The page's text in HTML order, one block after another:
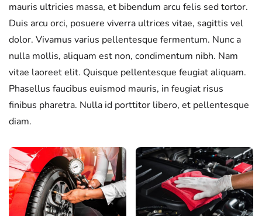
mauris ultricies massa, et bibendum arcu felis sed tortor.
Duis arcu orci, posuere viverra ultrices vitae, sagittis vel
dolor. Vivamus varius pellentesque fermentum. Nunc a
nulla mollis, aliquam est non, condimentum nibh. Nam
vitae laoreet elit. Quisque pellentesque feugiat aliquam.
Phasellus faucibus euismod mauris, in feugiat risus
finibus pharetra. Nulla id porttitor libero, et pellentesque
diam.